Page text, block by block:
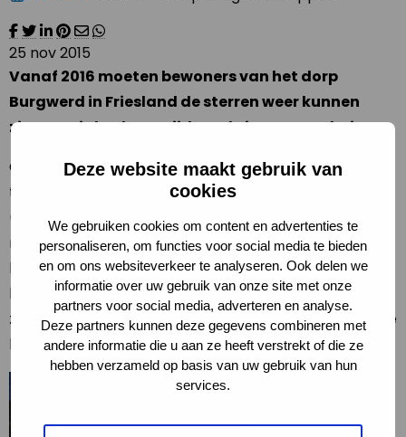
Deze website maakt gebruik van
cookies
We gebruiken cookies om content en advertenties te
personaliseren, om functies voor social media te bieden
en om ons websiteverkeer te analyseren. Ook delen we
informatie over uw gebruik van onze site met onze
partners voor social media, adverteren en analyse.
Deze partners kunnen deze gegevens combineren met
andere informatie die u aan ze heeft verstrekt of die ze
hebben verzameld op basis van uw gebruik van hun
services.
25 nov 2015
Vanaf 2016 moeten bewoners van het dorp
Burgwerd in Friesland de sterren weer kunnen
zien. Dat is besloten tijdens de jaarvergadering.
Om het dorp donkerder te maken en om te dopen
tot, zoals de Friesen het zeggen ‘Skimerdoarp’
(schemerdorp) moet er een hoop gebeuren. Zo
moeten LED armaturen gaan zorgen voor een energie
besparing van 70%, worden er overbodige
lichtmasten verwijderd om de sterrenhemel weer
zichtbaar te maken en komen er vleermuisvriendelijke
lampen.